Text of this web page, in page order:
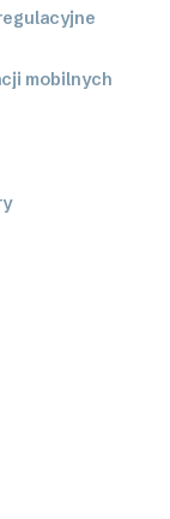
mobilnych